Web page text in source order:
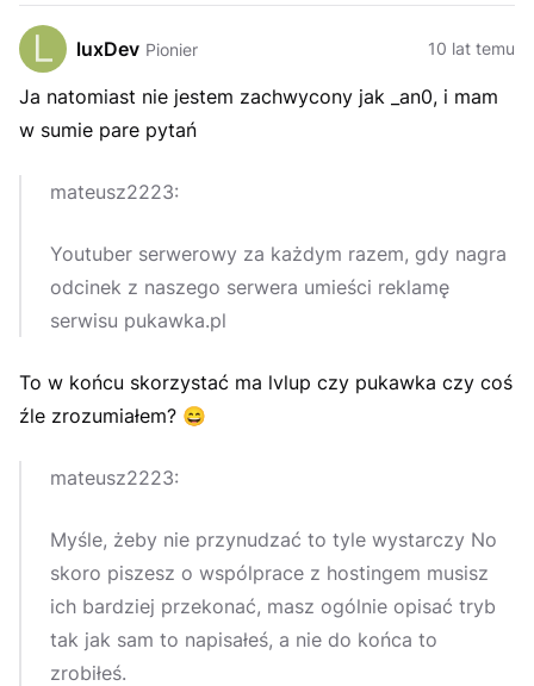
luxDev Pionier 10 lat temu
Ja natomiast nie jestem zachwycony jak _an0, i mam
w sumie pare pytań
mateusz2223:
Youtuber serwerowy za każdym razem, gdy nagra
odcinek z naszego serwera umieści reklamę
serwisu pukawka.pl
To w końcu skorzystać ma lvlup czy pukawka czy coś
źle zrozumiałem? 😄
mateusz2223:
Myśle, żeby nie przynudzać to tyle wystarczy No
skoro piszesz o wspólprace z hostingem musisz
ich bardziej przekonać, masz ogólnie opisać tryb
tak jak sam to napisałeś, a nie do końca to
zrobiłeś.